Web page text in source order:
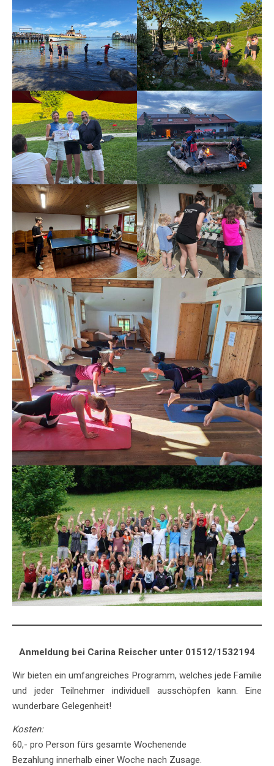
Anmeldung bei Carina Reischer unter 01512/1532194
Wir bieten ein umfangreiches Programm, welches jede Familie
und jeder Teilnehmer individuell ausschöpfen kann. Eine
wunderbare Gelegenheit!
Kosten:
60,- pro Person fürs gesamte Wochenende
Bezahlung innerhalb einer Woche nach Zusage.